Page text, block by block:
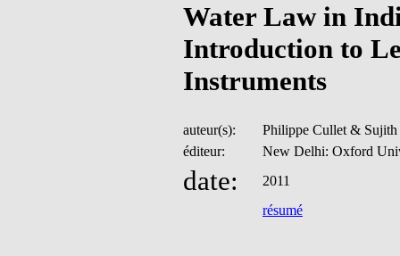
Water Law in
Introduction to
Instruments
auteur(s):
Philippe Cullet &
éditeur:
New Delhi: Oxford
date:
2011
résumé